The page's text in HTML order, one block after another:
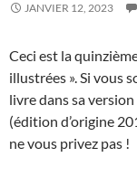
JANVIER 12, 2023
Ceci est la
illustrées ». Si vous
livre dans sa
(édition d’origine
ne vous privez pas !